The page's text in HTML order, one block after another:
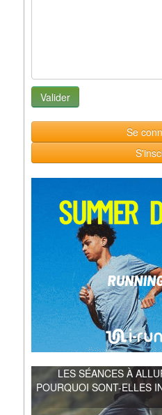
Se
LES SÉANCES À
POURQUOI SONT-ELLES